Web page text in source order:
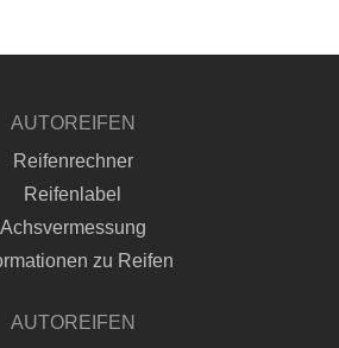
AUTOREIFEN
Reifenrechner
Reifenlabel
Achsvermessung
zu Reifen
AUTOREIFEN